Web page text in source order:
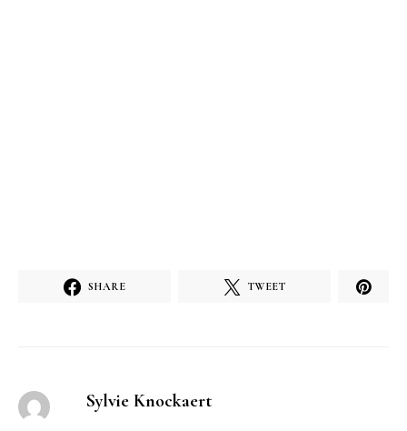
SHARE TWEET
Sylvie Knockaert